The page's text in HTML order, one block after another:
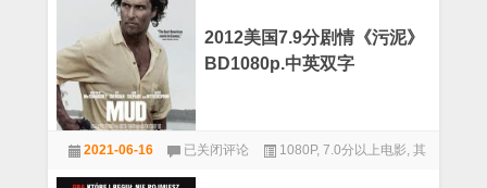
中
分
浮
世
绘》
BD1080p.
2012美国7.9分剧情《污泥》
BD1080p.中英双字
2021-06-16
美
国
已关闭评论 1080P, 7.0分以上电影 其